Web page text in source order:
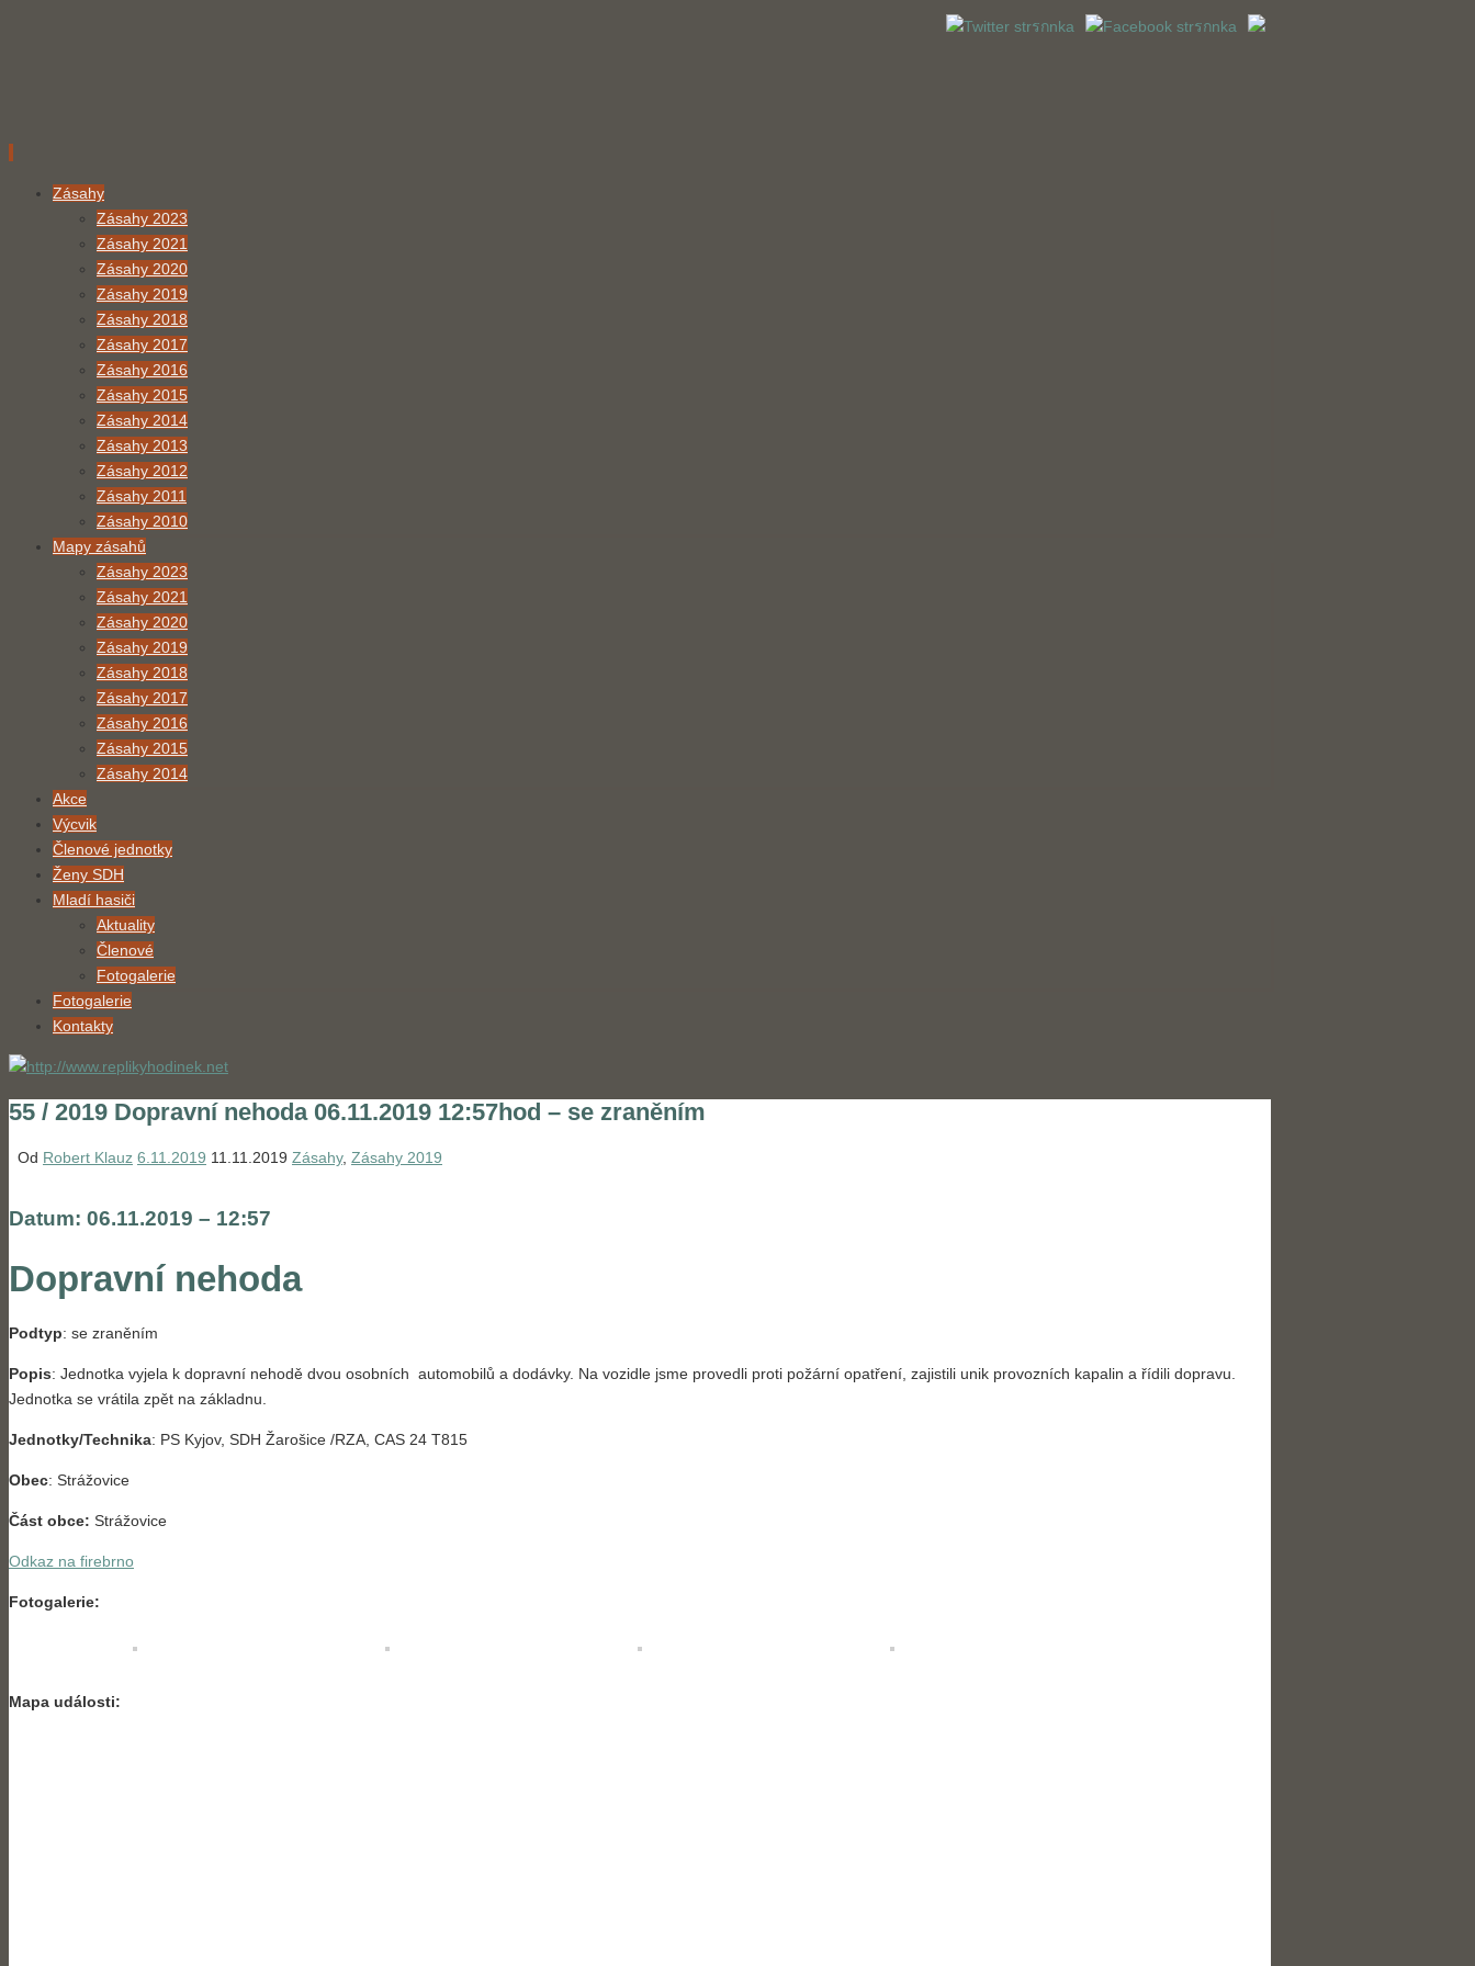
PřeskočitZásahy
Zásahy 2023
Zásahy 2021
Zásahy 2020
Zásahy 2019
Zásahy 2018
Zásahy 2017
Zásahy 2016
Zásahy 2015
Zásahy 2014
Zásahy 2013
Zásahy 2012
Zásahy 2011
Zásahy 2010
Mapy zásahů
Zásahy 2023
Zásahy 2021
Zásahy 2020
Zásahy 2019
Zásahy 2018
Zásahy 2017
Zásahy 2016
Zásahy 2015
Zásahy 2014
Akce
Výcvik
Členové jednotky
Ženy SDH
Mladí hasiči
Aktuality
Členové
Fotogalerie
Fotogalerie
Kontakty
55 / 2019 Dopravní nehoda 06.11.2019 12:57hod – se zraněním
Od Robert Klauz 6.11.2019 11.11.2019 Zásahy, Zásahy 2019
Datum: 06.11.2019 – 12:57
Dopravní nehoda
Podtyp: se zraněním
Popis: Jednotka vyjela k dopravní nehodě dvou osobních automobilů a dodávky. Na vozidle jsme provedli proti požární opatření, zajistili unik provozních kapalin a řídili dopravu.
Jednotka se vrátila zpět na základnu.
Jednotky/Technika: PS Kyjov, SDH Žarošice /RZA, CAS 24 T815
Obec: Strážovice
Část obce: Strážovice
Odkaz na firebrno
Fotogalerie:
Mapa události: